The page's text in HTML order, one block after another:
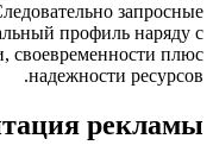
Следовательно
профиль
надежности
Адаптация